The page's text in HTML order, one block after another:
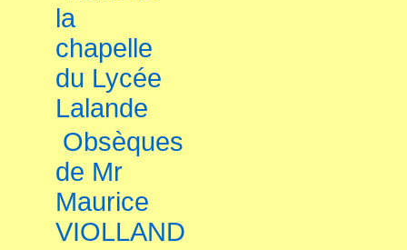
la
chapelle
du Lycée
Lalande
Obsèques
de Mr
Maurice
VIOLLAND